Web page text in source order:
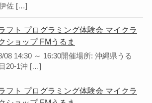
佐 […]
フト プログラミング体験会 マイクラ
ショップ FMうるま
08 14:30 ～ 16:30開催場所: 沖縄県うる
20-1沖 […]
フト プログラミング体験会 マイクラ